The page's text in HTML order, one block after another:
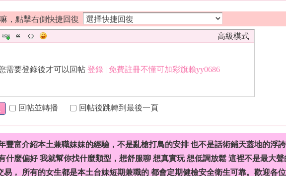
，點擊右側快捷回復
高級模式
需要登錄後才可以回帖 登錄 | 免費註冊不懂可加彩旗賴yy0686
回帖並轉播 回帖後跳轉到最後一頁
豐富介紹本土兼職妹妹的經驗，不是亂槍打鳥的安排 也不是話術鋪天蓋地的浮
什麼偏好 我就幫你找什麼類型，想舒服聊 想真實玩 想低調放鬆 這裡不是最大
， 所有的女生都是本土台妹短期兼職的 都會定期健檢安全衛生可靠。歡迎各